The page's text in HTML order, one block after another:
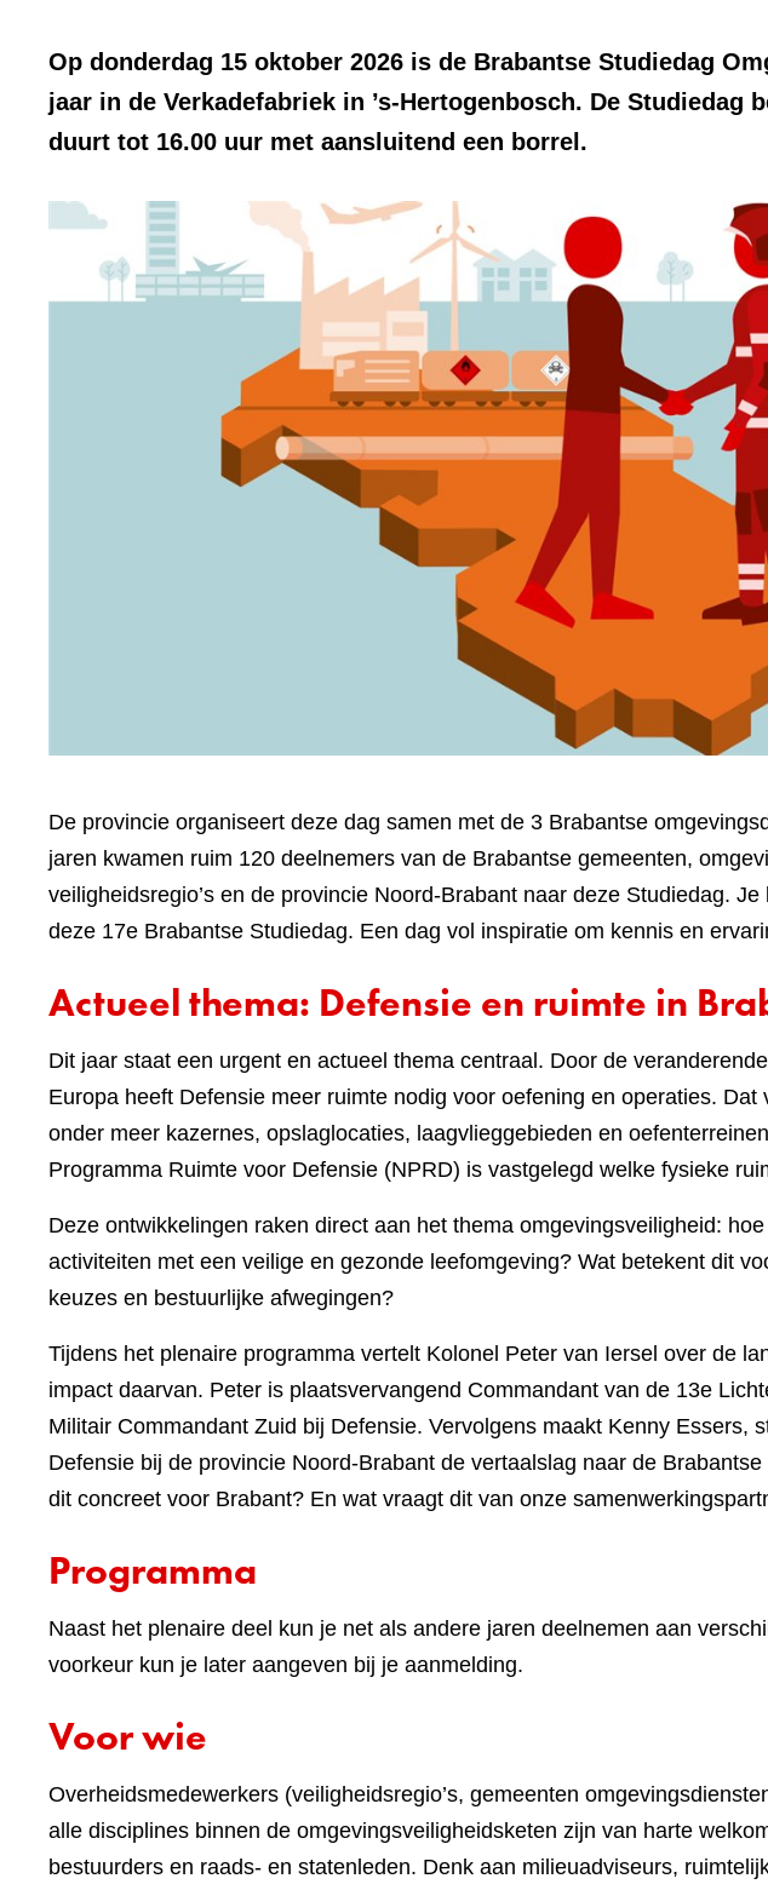
element:
Foto
Op donderdag 15 oktober 2026 is de Brabantse Studiedag
jaar in de Verkadefabriek in ’s-Hertogenbosch. De Studiedag
duurt tot 16.00 uur met aansluitend een borrel.
De provincie organiseert deze dag samen met de 3 Brabantse
jaren kwamen ruim 120 deelnemers van de Brabantse gemeenten,
veiligheidsregio’s en de provincie Noord-Brabant naar deze Studiedag.
deze 17e Brabantse Studiedag. Een dag vol inspiratie om kennis en
Actueel thema: Defensie en ruimte in
Dit jaar staat een urgent en actueel thema centraal. Door de
Europa heeft Defensie meer ruimte nodig voor oefening en operaties. Dat
onder meer kazernes, opslaglocaties, laagvlieggebieden en
Programma Ruimte voor Defensie (NPRD) is vastgelegd welke fysieke
Deze ontwikkelingen raken direct aan het thema omgevingsveiligheid:
activiteiten met een veilige en gezonde leefomgeving? Wat betekent dit
keuzes en bestuurlijke afwegingen?
Tijdens het plenaire programma vertelt Kolonel Peter van Iersel over de
impact daarvan. Peter is plaatsvervangend Commandant van de 13e
Militair Commandant Zuid bij Defensie. Vervolgens maakt Kenny Essers,
Defensie bij de provincie Noord-Brabant de vertaalslag naar de
dit concreet voor Brabant? En wat vraagt dit van onze
Programma
Naast het plenaire deel kun je net als andere jaren deelnemen aan
voorkeur kun je later aangeven bij je aanmelding.
Voor wie
Overheidsmedewerkers (veiligheidsregio’s, gemeenten
alle disciplines binnen de omgevingsveiligheidsketen zijn van harte
bestuurders en raads- en statenleden. Denk aan milieuadviseurs,